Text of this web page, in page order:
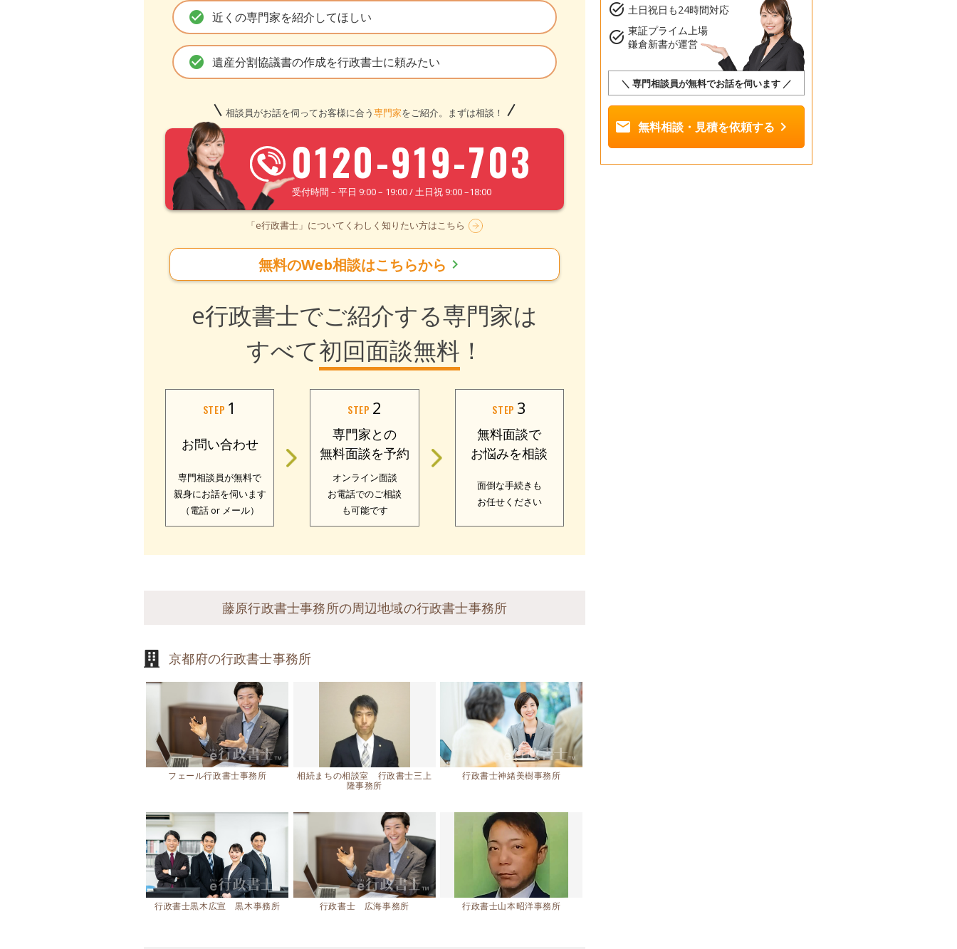
check_circle 近くの専門家を紹介してほしい
check_circle 遺産分割協議書の作成を行政書士に頼みたい
相談員がお話を伺ってお客様に合う専門家をご紹介。まずは相談！
0120-919-703
受付時間 – 平日 9:00 – 19:00 / 土日祝 9:00 –18:00
「e行政書士」についてくわしく知りたい方はこちら
無料のWeb相談はこちらから chevron_right
e行政書士でご紹介する専門家は
すべて初回面談無料 ！
STEP 1
お問い合わせ
専門相談員が無料で
親身にお話を伺います
（電話 or メール）
STEP 2
専門家との
無料面談を予約
オンライン面談
お電話でのご相談
も可能です
STEP 3
無料面談で
お悩みを相談
面倒な手続きも
お任せください
藤原行政書士事務所の周辺地域の行政書士事務所
京都府の行政書士事務所
フェール行政書士事務所
相続まちの相談室 行政書士三上
隆事務所
行政書士神緒美樹事務所
行政書士黒木広宣 黒木事務所 行政書士 広海事務所 行政書士山本昭洋事務所
task_alt 土日祝日も24時間対応
task_alt 東証プライム上場
鎌倉新書が運営
＼ 専門相談員が無料でお話を伺います ／
mail 無料相談・見積を依頼する chevron_right